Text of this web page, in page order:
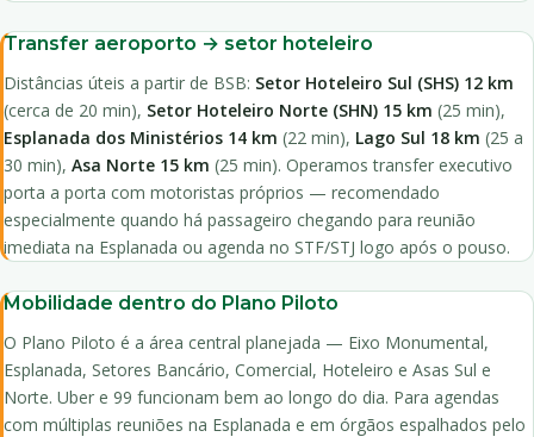
Transfer aeroporto → setor hoteleiro
Distâncias úteis a partir de BSB: Setor Hoteleiro Sul (SHS) 12 km
(cerca de 20 min), Setor Hoteleiro Norte (SHN) 15 km (25 min),
Esplanada dos Ministérios 14 km (22 min), Lago Sul 18 km (25 a
30 min), Asa Norte 15 km (25 min). Operamos transfer executivo
porta a porta com motoristas próprios — recomendado
especialmente quando há passageiro chegando para reunião
imediata na Esplanada ou agenda no STF/STJ logo após o pouso.
Mobilidade dentro do Plano Piloto
O Plano Piloto é a área central planejada — Eixo Monumental,
Esplanada, Setores Bancário, Comercial, Hoteleiro e Asas Sul e
Norte. Uber e 99 funcionam bem ao longo do dia. Para agendas
com múltiplas reuniões na Esplanada e em órgãos espalhados pelo